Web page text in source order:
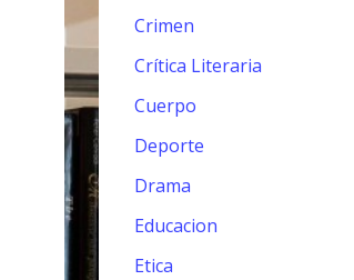
Crimen
Crítica Literaria
Cuerpo
Deporte
Drama
Educacion
Etica